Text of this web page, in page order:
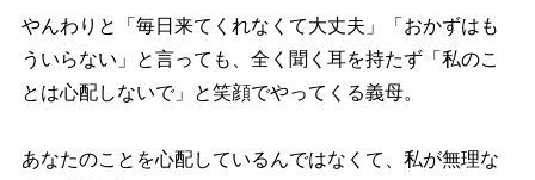
んわりと「毎日来てくれなくて大丈夫」「おかずはも
ういらない」と言っても、全く聞く耳を持たず「私のこ
とは心配しないで」と笑顔でやってくる義母。
あなたのことを心配しているんではなくて、私が無理な